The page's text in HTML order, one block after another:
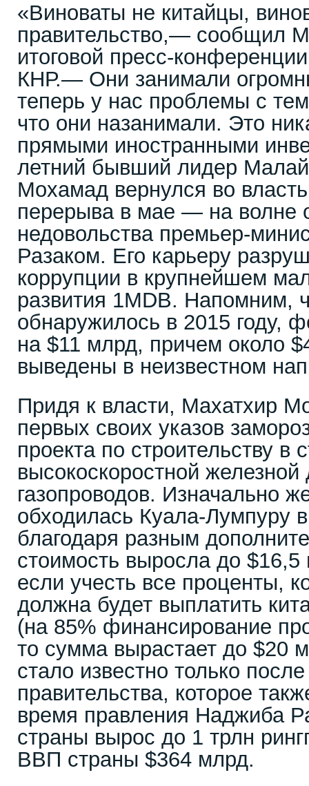
«Виноваты не китайцы,
правительство,— сообщил
итоговой пресс-
КНР.— Они занимали
теперь у нас проблемы с
что они назанимали. Это
прямыми иностранными
летний бывший лидер
Мохамад вернулся во
перерыва в мае — на волне
недовольства премьер-
Разаком. Его карьеру
коррупции в крупнейшем
развития 1MDB. Напомним,
обнаружилось в 2015 году,
на $11 млрд, причем около
выведены в неизвестном
Придя к власти, Махатхир
первых своих указов
проекта по строительству в
высокоскоростной железной
газопроводов. Изначально
обходилась Куала-Лумпуру
благодаря разным
стоимость выросла до $16,5
если учесть все проценты,
должна будет выплатить
(на 85% финансирование
то сумма вырастает до $20
стало известно только
правительства, которое
время правления Наджиба
страны вырос до 1 трлн
ВВП страны $364 млрд.